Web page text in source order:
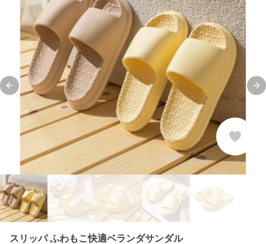
Previous slide
スリッパ ふわもこ快適ベランダサンダル